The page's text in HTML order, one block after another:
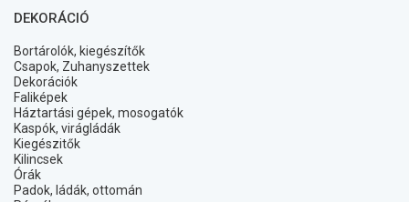
DEKORÁCIÓ
Bortárolók, kiegészítők
Csapok, Zuhanyszettek
Dekorációk
Faliképek
Háztartási gépek, mosogatók
Kaspók, virágládák
Kiegészitők
Kilincsek
Órák
Padok, ládák, ottomán